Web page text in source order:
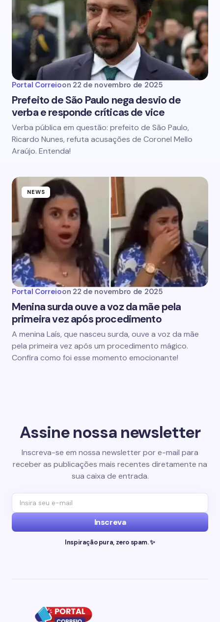
Portal Correioon 22 de novembro de 2025
Prefeito de São Paulo nega desvio de
verba e responde críticas de vice
Verba pública em questão: prefeito de São Paulo,
Ricardo Nunes, refuta acusações de Coronel Mello
Araújo. Entenda!
NEWS
Portal Correioon 22 de novembro de 2025
Menina surda ouve a voz da mãe pela
primeira vez após procedimento
A menina Laís, que nasceu surda, ouve a voz da mãe
pela primeira vez após um procedimento mágico.
Confira como foi esse momento emocionante!
Assine nossa newsletter
Inscreva-se em nossa newsletter por e-mail para
receber as publicações mais recentes diretamente na
sua caixa de entrada.
Inscreva
Inspiração pura, zero spam. ✨